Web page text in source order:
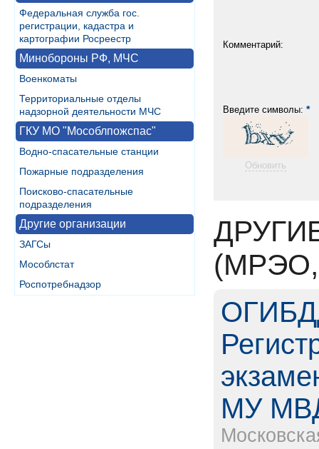
Федеральная служба гос.
регистрации, кадастра и
картографии Росреестр
Минобороны РФ, МЧС
Военкоматы
Территориальные отделы
надзорной деятельности МЧС
ГКУ МО "Мособлпожспас"
Водно-спасательные станции
Пожарные подразделения
Поисково-спасательные
подразделения
Другие организации
ЗАГСы
Мособлстат
Роспотребнадзор
Комментарий:
Введите символы: *
Обновить
МУ